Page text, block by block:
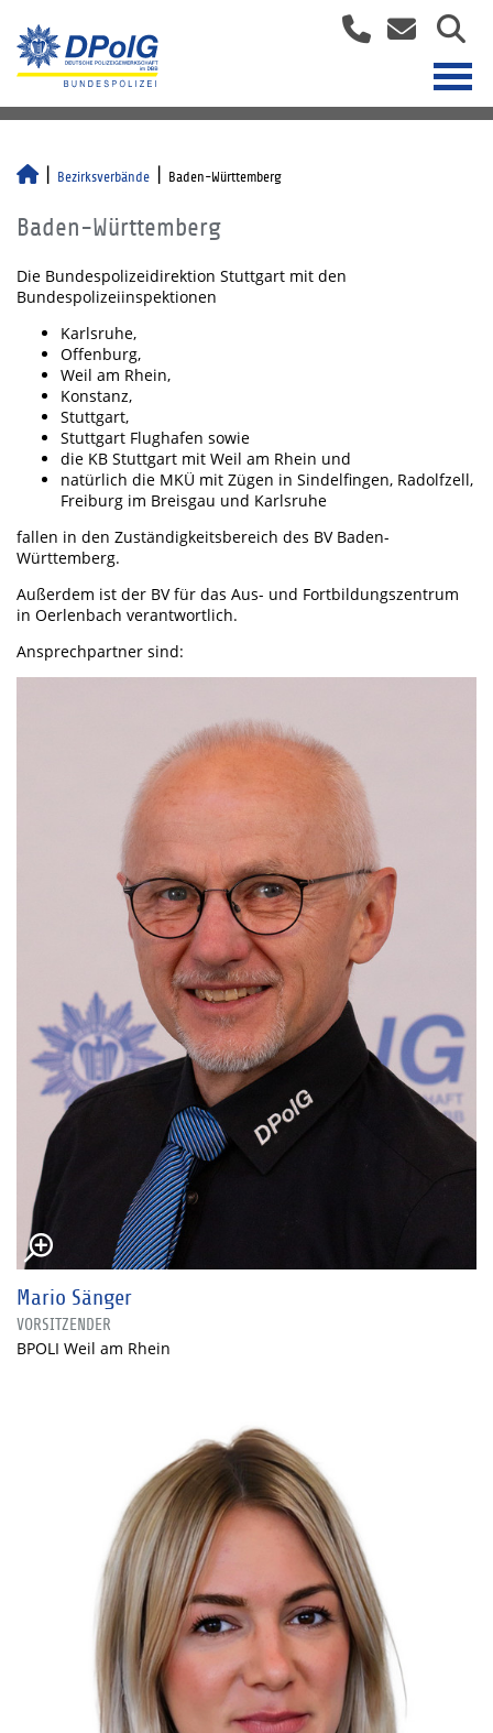
Bezirksverbände Baden-Württemberg
Baden-Württemberg
Die Bundespolizeidirektion Stuttgart mit den
Bundespolizeiinspektionen
Karlsruhe,
Offenburg,
Weil am Rhein,
Konstanz,
Stuttgart,
Stuttgart Flughafen sowie
die KB Stuttgart mit Weil am Rhein und
natürlich die MKÜ mit Zügen in Sindelfingen, Radolfzell,
Freiburg im Breisgau und Karlsruhe
fallen in den Zuständigkeitsbereich des BV Baden-
Württemberg.
Außerdem ist der BV für das Aus- und Fortbildungszentrum
in Oerlenbach verantwortlich.
Ansprechpartner sind:
Mario Sänger
VORSITZENDER
BPOLI Weil am Rhein